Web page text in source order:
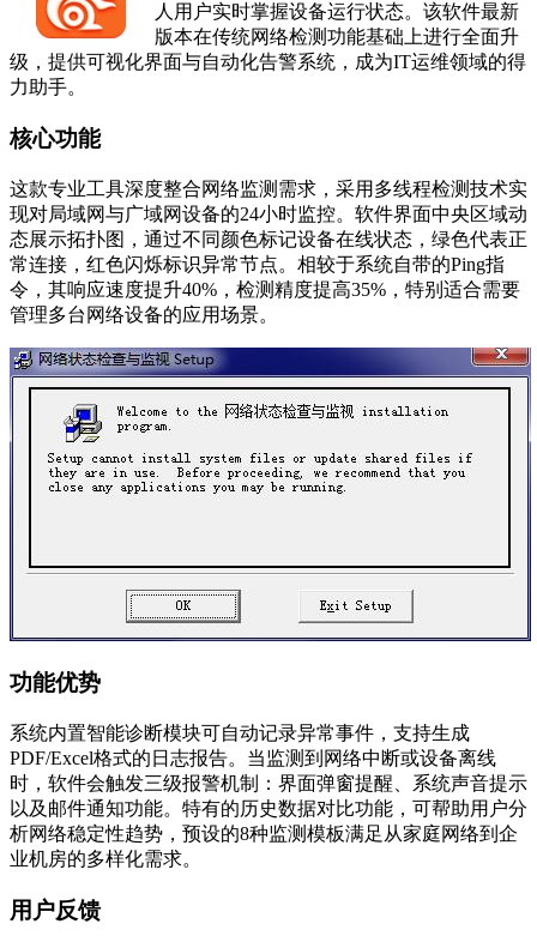
人用户实时掌握设备运行状态。该软件最新
版本在传统网络检测功能基础上进行全面升
级，提供可视化界面与自动化告警系统，成为IT运维领域的得
力助手。
核心功能
这款专业工具深度整合网络监测需求，采用多线程检测技术实
现对局域网与广域网设备的24小时监控。软件界面中央区域动
态展示拓扑图，通过不同颜色标记设备在线状态，绿色代表正
常连接，红色闪烁标识异常节点。相较于系统自带的Ping指
令，其响应速度提升40%，检测精度提高35%，特别适合需要
管理多台网络设备的应用场景。
功能优势
系统内置智能诊断模块可自动记录异常事件，支持生成
PDF/Excel格式的日志报告。当监测到网络中断或设备离线
时，软件会触发三级报警机制：界面弹窗提醒、系统声音提示
以及邮件通知功能。特有的历史数据对比功能，可帮助用户分
析网络稳定性趋势，预设的8种监测模板满足从家庭网络到企
业机房的多样化需求。
用户反馈